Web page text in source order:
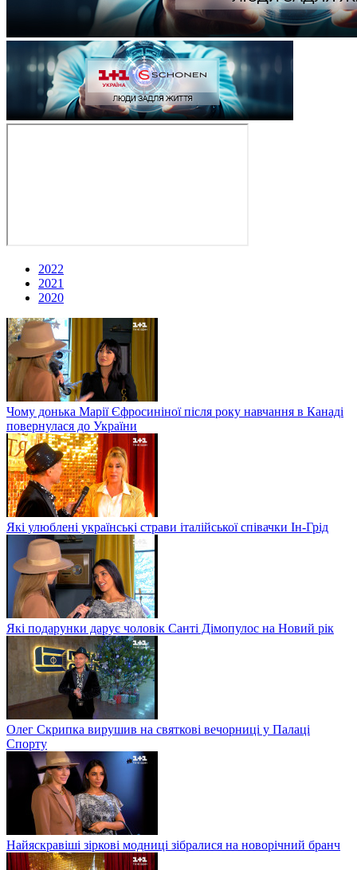
2022
2021
2020
Чому донька Марії Єфросиніної після року навчання в Канаді
повернулася до України
Які улюблені українські страви італійської співачки Ін-Грід
Які подарунки дарує чоловік Санті Дімопулос на Новий рік
Олег Скрипка вирушив на святкові вечорниці у Палаці
Спорту
Найяскравіші зіркові модниці зібралися на новорічний бранч